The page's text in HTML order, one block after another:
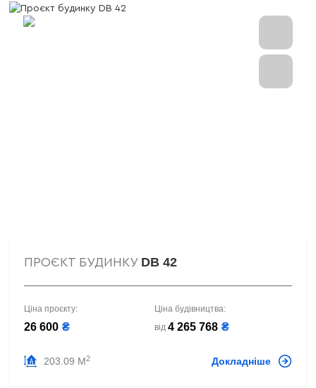
ПРОЄКТ БУДИНКУ DB 42
Ціна проєкту:
26 600 ₴
Ціна будівництва:
від 4 265 768 ₴
203.09 М2 Докладніше